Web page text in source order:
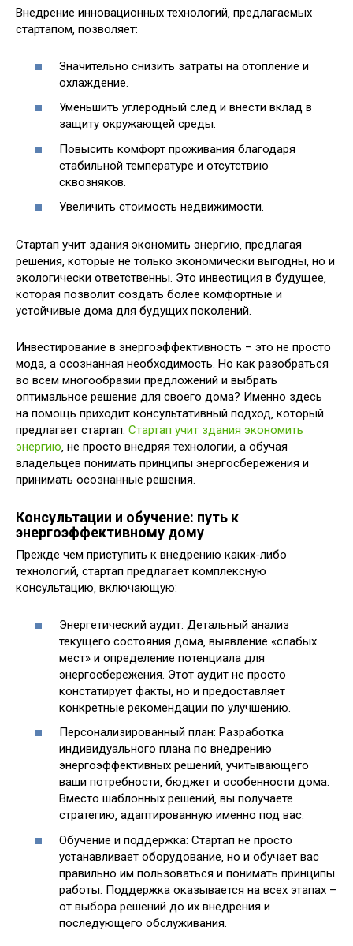
Внедрение инновационных технологий‚ предлагаемых
стартапом‚ позволяет:
Значительно снизить затраты на отопление и
охлаждение.
Уменьшить углеродный след и внести вклад в
защиту окружающей среды.
Повысить комфорт проживания благодаря
стабильной температуре и отсутствию
сквозняков.
Увеличить стоимость недвижимости.
Стартап учит здания экономить энергию‚ предлагая
решения‚ которые не только экономически выгодны‚ но и
экологически ответственны. Это инвестиция в будущее‚
которая позволит создать более комфортные и
устойчивые дома для будущих поколений.
Инвестирование в энергоэффективность – это не просто
мода‚ а осознанная необходимость. Но как разобраться
во всем многообразии предложений и выбрать
оптимальное решение для своего дома? Именно здесь
на помощь приходит консультативный подход‚ который
предлагает стартап. Стартап учит здания экономить
энергию‚ не просто внедряя технологии‚ а обучая
владельцев понимать принципы энергосбережения и
принимать осознанные решения.
Консультации и обучение: путь к
энергоэффективному дому
Прежде чем приступить к внедрению каких-либо
технологий‚ стартап предлагает комплексную
консультацию‚ включающую:
Энергетический аудит: Детальный анализ
текущего состояния дома‚ выявление «слабых
мест» и определение потенциала для
энергосбережения. Этот аудит не просто
констатирует факты‚ но и предоставляет
конкретные рекомендации по улучшению.
Персонализированный план: Разработка
индивидуального плана по внедрению
энергоэффективных решений‚ учитывающего
ваши потребности‚ бюджет и особенности дома.
Вместо шаблонных решений‚ вы получаете
стратегию‚ адаптированную именно под вас.
Обучение и поддержка: Стартап не просто
устанавливает оборудование‚ но и обучает вас
правильно им пользоваться и понимать принципы
работы. Поддержка оказывается на всех этапах –
от выбора решений до их внедрения и
последующего обслуживания.